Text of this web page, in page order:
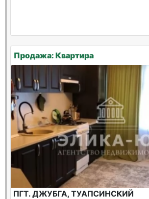
Продажа: Квартира
ПГТ. ДЖУБГА, ТУАПСИНСКИЙ